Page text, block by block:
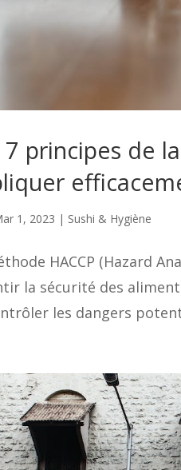
7 principes de
1, 2023 | Sushi & Hygiène
HACCP (Hazard
la sécurité des
les dangers